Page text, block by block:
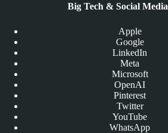
Big Tech & Social Media
Apple
Google
LinkedIn
Meta
Microsoft
OpenAI
Pinterest
Twitter
YouTube
WhatsApp